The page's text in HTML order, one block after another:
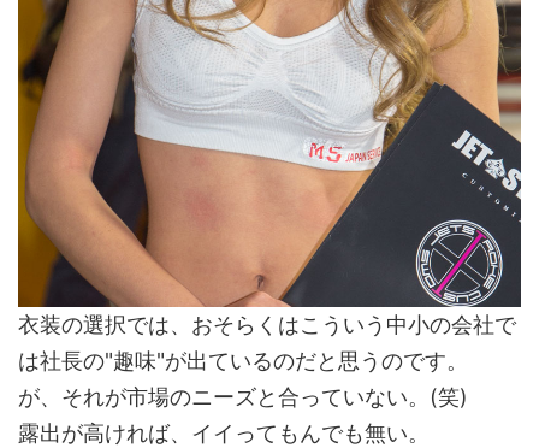
衣装の選択では、おそらくはこういう中小の会社で
は社長の"趣味"が出ているのだと思うのです。
が、それが市場のニーズと合っていない。(笑)
露出が高ければ、イイってもんでも無い。